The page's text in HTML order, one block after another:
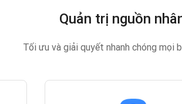
Quản trị nguồn
Tối ưu và giải quyết nhanh chóng mọi